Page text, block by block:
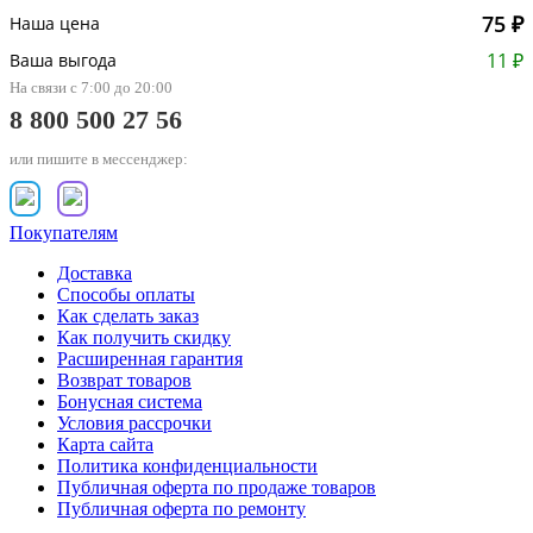
Наша цена 75 ₽
Ваша выгода 11 ₽
На связи с 7:00 до 20:00
8 800 500 27 56
или пишите в мессенджер:
Покупателям
Доставка
Способы оплаты
Как сделать заказ
Как получить скидку
Расширенная гарантия
Возврат товаров
Бонусная система
Условия рассрочки
Карта сайта
Политика конфиденциальности
Публичная оферта по продаже товаров
Публичная оферта по ремонту